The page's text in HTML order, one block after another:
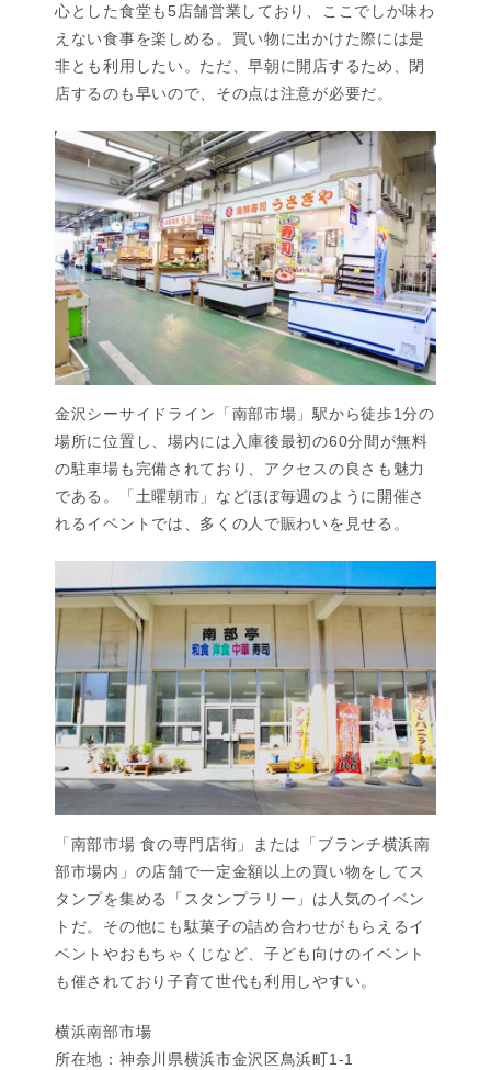
心とした食堂も5店舗営業しており、ここでしか味わ
えない食事を楽しめる。買い物に出かけた際には是
非とも利用したい。ただ、早朝に開店するため、閉
店するのも早いので、その点は注意が必要だ。
金沢シーサイドライン「南部市場」駅から徒歩1分の
場所に位置し、場内には入庫後最初の60分間が無料
の駐車場も完備されており、アクセスの良さも魅力
である。「土曜朝市」などほぼ毎週のように開催さ
れるイベントでは、多くの人で賑わいを見せる。
「南部市場 食の専門店街」または「ブランチ横浜南
部市場内」の店舗で一定金額以上の買い物をしてス
タンプを集める「スタンプラリー」は人気のイベン
トだ。その他にも駄菓子の詰め合わせがもらえるイ
ベントやおもちゃくじなど、子ども向けのイベント
も催されており子育て世代も利用しやすい。
横浜南部市場
所在地：神奈川県横浜市金沢区鳥浜町1-1